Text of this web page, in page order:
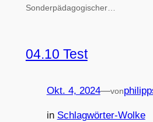
Son­der­päd­ago­gi­scher…
04.10 Test
Okt. 4, 2024—von
in Schlagwörter-Wolke